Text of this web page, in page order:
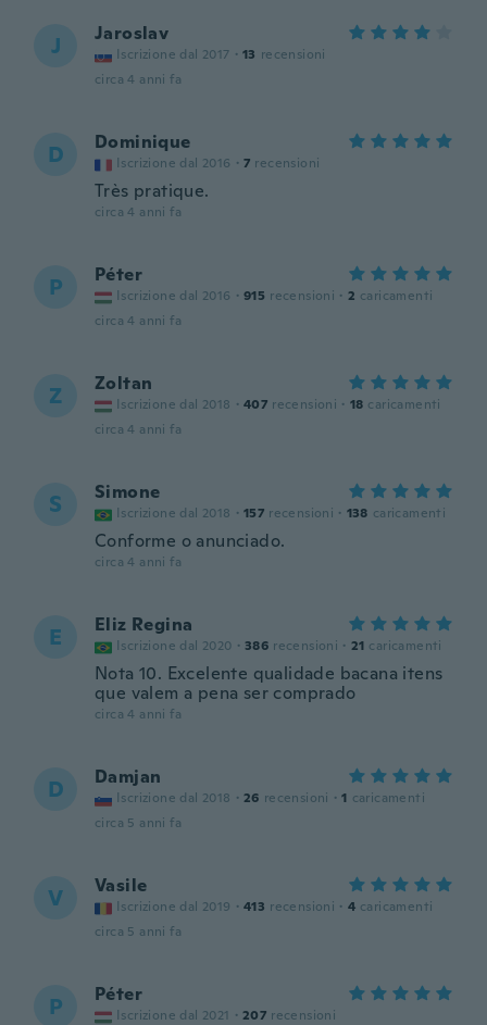
J Jaroslav
Iscrizione dal 2017 · 13 recensioni
circa 4 anni fa
D Dominique
Iscrizione dal 2016 · 7 recensioni
Très pratique.
circa 4 anni fa
P Péter
Iscrizione dal 2016 · 915 recensioni · 2 caricamenti
circa 4 anni fa
Z Zoltan
Iscrizione dal 2018 · 407 recensioni · 18 caricamenti
circa 4 anni fa
S Simone
Iscrizione dal 2018 · 157 recensioni · 138 caricamenti
Conforme o anunciado.
circa 4 anni fa
E Eliz Regina
Iscrizione dal 2020 · 386 recensioni · 21 caricamenti
Nota 10. Excelente qualidade bacana itens
que valem a pena ser comprado
circa 4 anni fa
D Damjan
Iscrizione dal 2018 · 26 recensioni · 1 caricamenti
circa 5 anni fa
V Vasile
Iscrizione dal 2019 · 413 recensioni · 4 caricamenti
circa 5 anni fa
P Péter
Iscrizione dal 2021 · 207 recensioni